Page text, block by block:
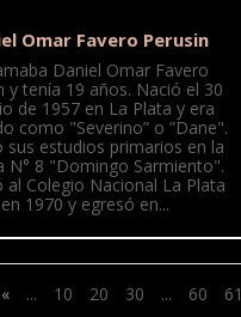
Omar Favero Perusin
Daniel Omar Favero
y tenía 19 años. Nació el 30
de 1957 en La Plata y era
como "Severino” o ”Dane".
sus estudios primarios en la
N° 8 "Domingo Sarmiento".
al Colegio Nacional La Plata
en 1970 y egresó en...
« ... 10 20 30 ... 60 61